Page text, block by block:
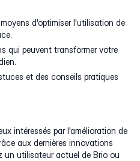
d'optimiser l'utilisation de
qui peuvent transformer votre
et des conseils pratiques
intéressés par l'amélioration de
aux dernières innovations
un utilisateur actuel de Brio ou